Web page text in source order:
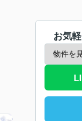
お気